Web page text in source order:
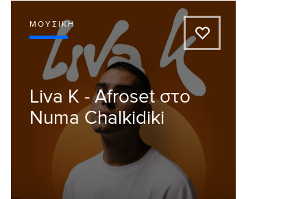
ΜΟΥΣΙΚΉ
A
Liva K - Afroset στο
Numa Chalkidiki